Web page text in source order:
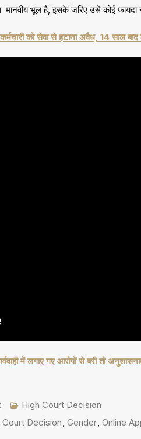
भूल है, इसके जरिए उसे कोई फायदा
को सेवा से हटाना अवैध, 14 साल बाद
में लगाए गए आरोपों से बरी तो
On
आनलाइन
High Court Decision
Court Decision Gender Online